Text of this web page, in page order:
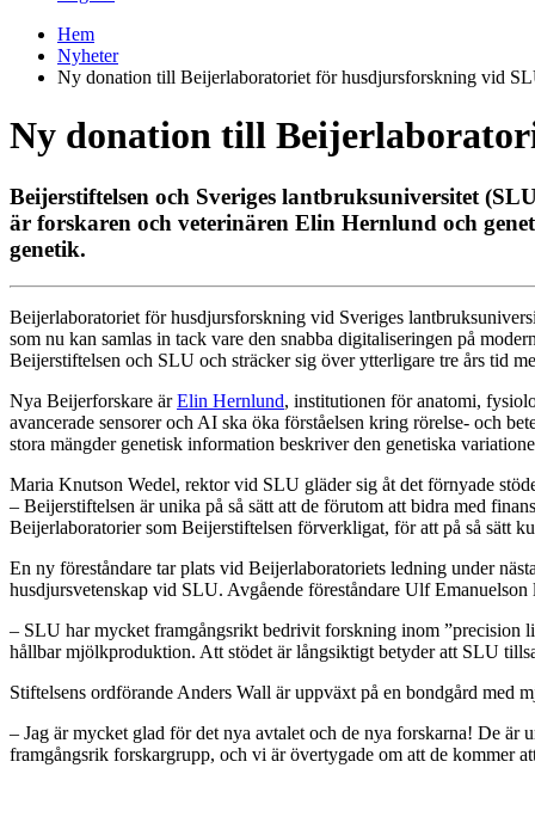
Hem
Nyheter
Ny donation till Beijerlaboratoriet för husdjursforskning vid
Ny donation till
Beijerstiftelsen och Sveriges lantbruksuniversitet
är forskaren och veterinären Elin Hernlund och
genetik.
Beijerlaboratoriet för husdjursforskning vid Sveriges
som nu kan samlas in tack vare den snabba digitaliseringen på
Beijerstiftelsen och SLU och sträcker sig över ytterligare tre års tid
Nya Beijerforskare ärElin Hernlund, institutionen för anatomi,
avancerade sensorer och AI ska öka förståelsen kring rörelse- och
stora mängder genetisk information beskriver den genetiska
Maria Knutson Wedel, rektor vid SLU gläder sig åt det förnyade
– Beijerstiftelsen är unika på så sätt att de förutom att bidra med
Beijerlaboratorier som Beijerstiftelsen förverkligat, för att på så sätt
En ny föreståndare tar plats vid Beijerlaboratoriets ledning under
husdjursvetenskap vid SLU. Avgående föreståndare Ulf
– SLU har mycket framgångsrikt bedrivit forskning inom ”precision
hållbar mjölkproduktion. Att stödet är långsiktigt betyder att SLU
Stiftelsens ordförande Anders Wall är uppväxt på en bondgård
– Jag är mycket glad för det nya avtalet och de nya forskarna! De
framgångsrik forskargrupp, och vi är övertygade om att de kommer